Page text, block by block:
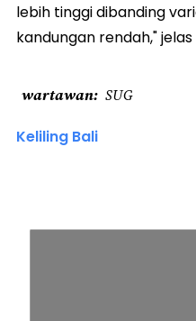
lebih tinggi dibanding
kandungan rendah," jelas
wartawan SUG
Keliling Bali